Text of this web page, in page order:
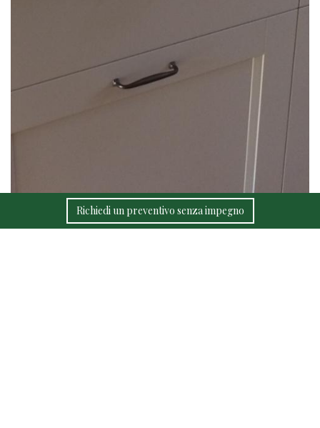
Richiedi un preventivo senza impegno